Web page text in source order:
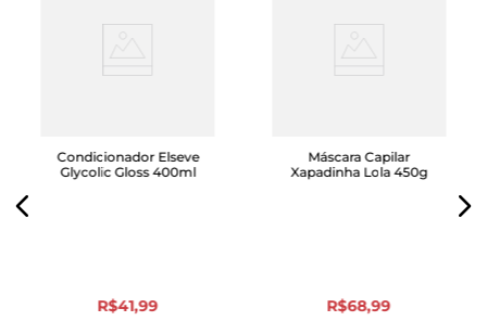
Condicionador Elseve
Glycolic Gloss 400ml
R$41,99
Máscara Capilar
Xapadinha Lola 450g
R$68,99